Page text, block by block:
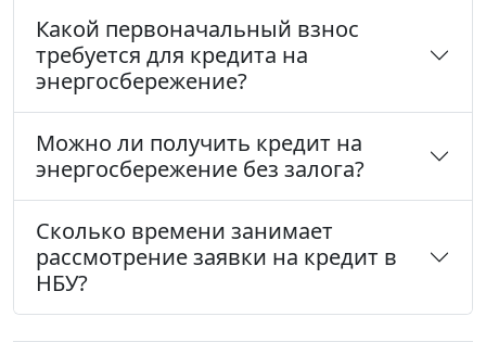
Какой первоначальный взнос
требуется для кредита на
энергосбережение?
Можно ли получить кредит на
энергосбережение без залога?
Сколько времени занимает
рассмотрение заявки на кредит в
НБУ?